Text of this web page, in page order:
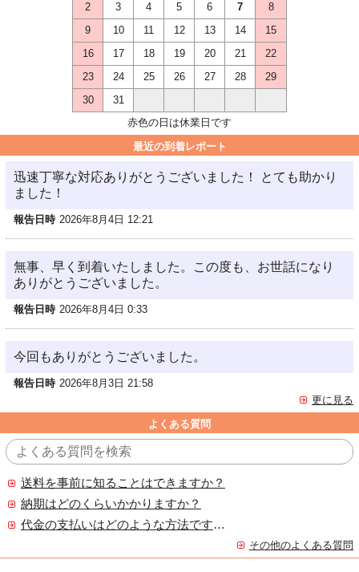
2
3 4 5 6 7
8
9
10 11 12 13 14
15
16
17 18 19 20 21
22
23
24 25 26 27 28
29
30
31
赤色の日は休業日です
最近の到着レポート
迅速丁寧な対応ありがとうございました！ とても助かり
ました！
報告日時 2026年8月4日 12:21
無事、早く到着いたしました。この度も、お世話になり
ありがとうございました。
報告日時 2026年8月4日 0:33
今回もありがとうございました。
報告日時 2026年8月3日 21:58
更に見る
よくある質問
送料を事前に知ることはできますか？
納期はどのくらいかかりますか？
代金の支払いはどのような方法ですか？
その他のよくある質問